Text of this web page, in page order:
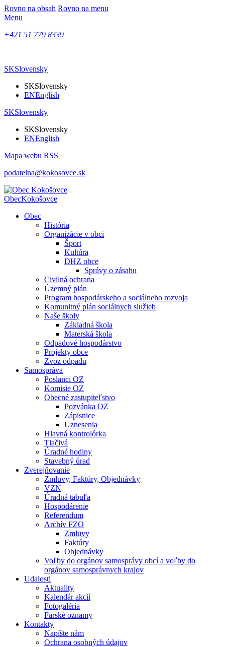
Rovno na obsah Rovno na menu
Menu
+421 51 779 8339
SKSlovensky
SKSlovensky
ENEnglish
SKSlovensky
SKSlovensky
ENEnglish
Mapa webu RSS
podatelna@kokosovce.sk
ObecKokošovce
Obec
História
Organizácie v obci
Šport
Kultúra
DHZ obce
Správy o zásahu
Civilná ochrana
Územný plán
Program hospodárskeho a sociálneho rozvoja
Komunitný plán sociálnych služieb
Naše školy
Základná škola
Materská škola
Odpadové hospodárstvo
Projekty obce
Zvoz odpadu
Samospráva
Poslanci OZ
Komisie OZ
Obecné zastupiteľstvo
Pozvánka OZ
Zápisnice
Uznesenia
Hlavná kontrolórka
Tlačivá
Úradné hodiny
Stavebný úrad
Zverejňovanie
Zmluvy, Faktúry, Objednávky
VZN
Úradná tabuľa
Hospodárenie
Referendum
Archív FZO
Zmluvy
Faktúry
Objednávky
Voľby do orgánov samosprávy obcí a voľby do
orgánov samosprávnych krajov
Udalosti
Aktuality
Kalendár akcií
Fotogaléria
Farské oznamy
Kontakty
Napíšte nám
Ochrana osobných údajov